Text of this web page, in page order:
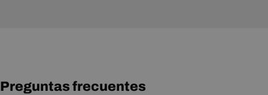
Preguntas frecuentes